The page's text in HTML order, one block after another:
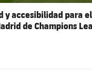
y accesibilidad para
de Champions